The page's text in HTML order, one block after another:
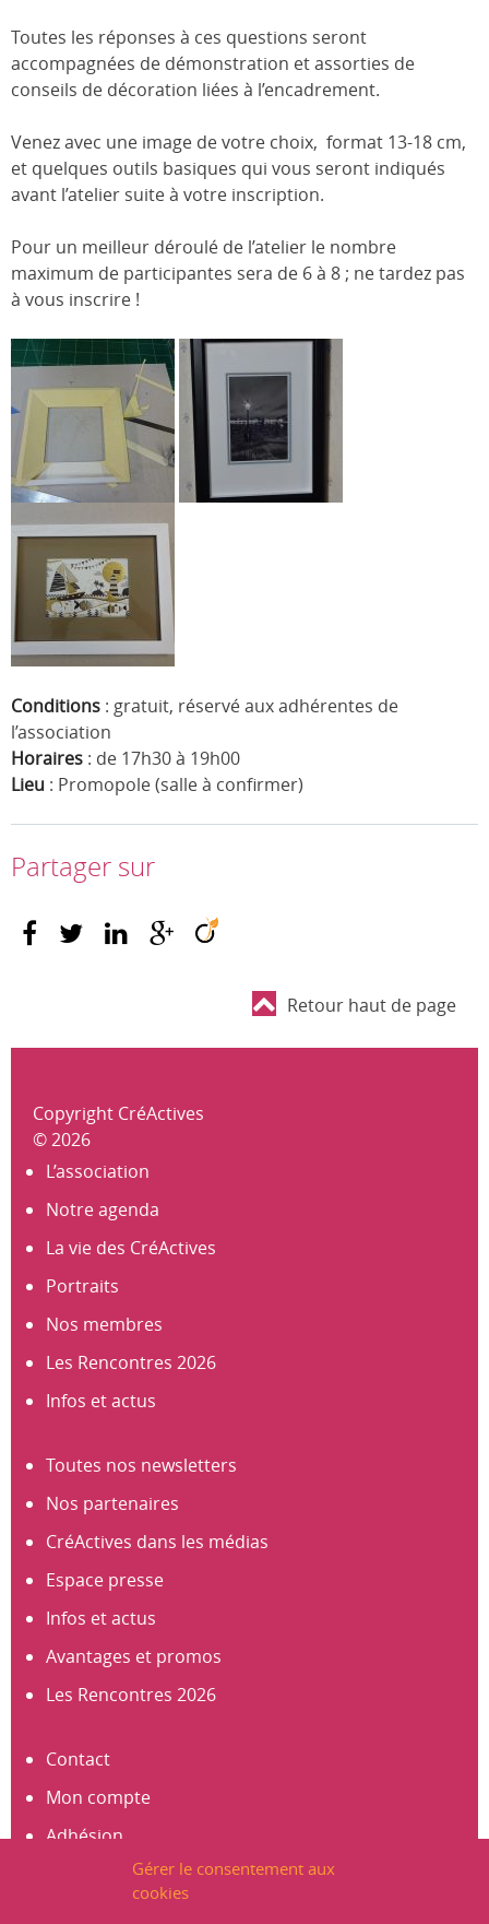
Gérer le consentement aux
cookies
Toutes les réponses à ces questions seront
accompagnées de démonstration et assorties de
conseils de décoration liées à l’encadrement.
Venez avec une image de votre choix, format 13-18 cm,
et quelques outils basiques qui vous seront indiqués
avant l’atelier suite à votre inscription.
Pour un meilleur déroulé de l’atelier le nombre
maximum de participantes sera de 6 à 8 ; ne tardez pas
à vous inscrire !
Conditions : gratuit, réservé aux adhérentes de
l’association
Horaires : de 17h30 à 19h00
Lieu : Promopole (salle à confirmer)
Partager sur
Retour haut de page
Copyright CréActives
© 2026
L’association
Notre agenda
La vie des CréActives
Portraits
Nos membres
Les Rencontres 2026
Infos et actus
Toutes nos newsletters
Nos partenaires
CréActives dans les médias
Espace presse
Infos et actus
Avantages et promos
Les Rencontres 2026
Contact
Mon compte
Adhésion
S’abonner à la newsletter